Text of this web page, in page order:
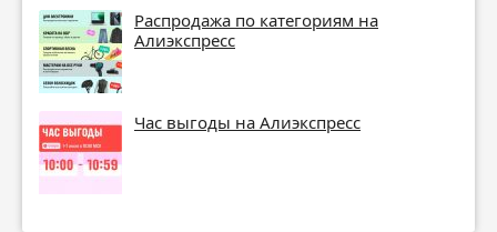
Распродажа по категориям на
Алиэкспресс
Час выгоды на Алиэкспресс